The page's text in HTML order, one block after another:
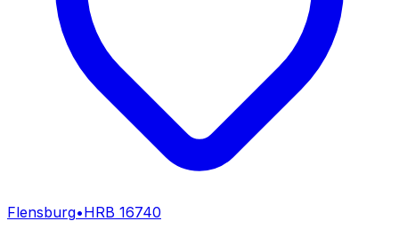
Flensburg•HRB 16740